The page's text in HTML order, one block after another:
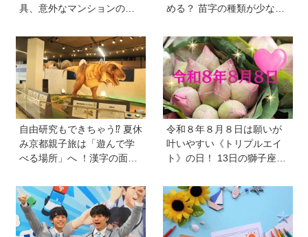
具、意外なマンションの設
意点と対応【専門医監修】
める？ 苗字の種類が少ない
際問題】
自由研究もできちゃう⁉︎ 夏休
み京都親子旅は「遊んで学
べる場所」へ ！漢字の面白
【HugKum京都隊が教える
京の裏ワザ・裏ミチ徹底ガ
イド】
令和８年８月８日は願いが
叶いやすい《トリプルエイ
ト》の日！ 13日の獅子座の
注目